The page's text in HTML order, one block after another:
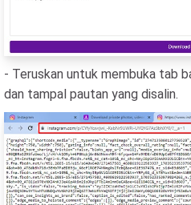
- Teruskan untuk membuka tab
dan tampal pautan yang disalin.